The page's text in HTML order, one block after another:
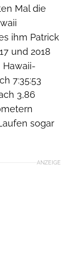
Mal die
ihm Patrick
und 2018
7:35:53
3,86
sogar
ANZEIGE